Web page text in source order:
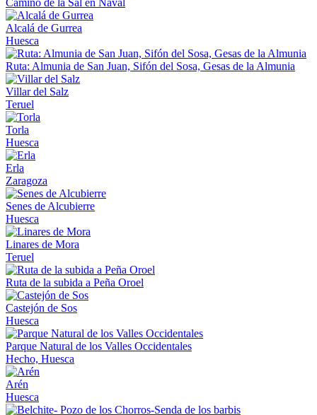
Alcalá de Gurrea
Huesca
Ruta: Almunia de San Juan, Sifón del Sosa, Gesas de la Almunia
Villar del Salz
Teruel
Torla
Huesca
Erla
Zaragoza
Senes de Alcubierre
Huesca
Linares de Mora
Teruel
Ruta de la subida a Peña Oroel
Castejón de Sos
Huesca
Parque Natural de los Valles Occidentales
Hecho, Huesca
Arén
Huesca